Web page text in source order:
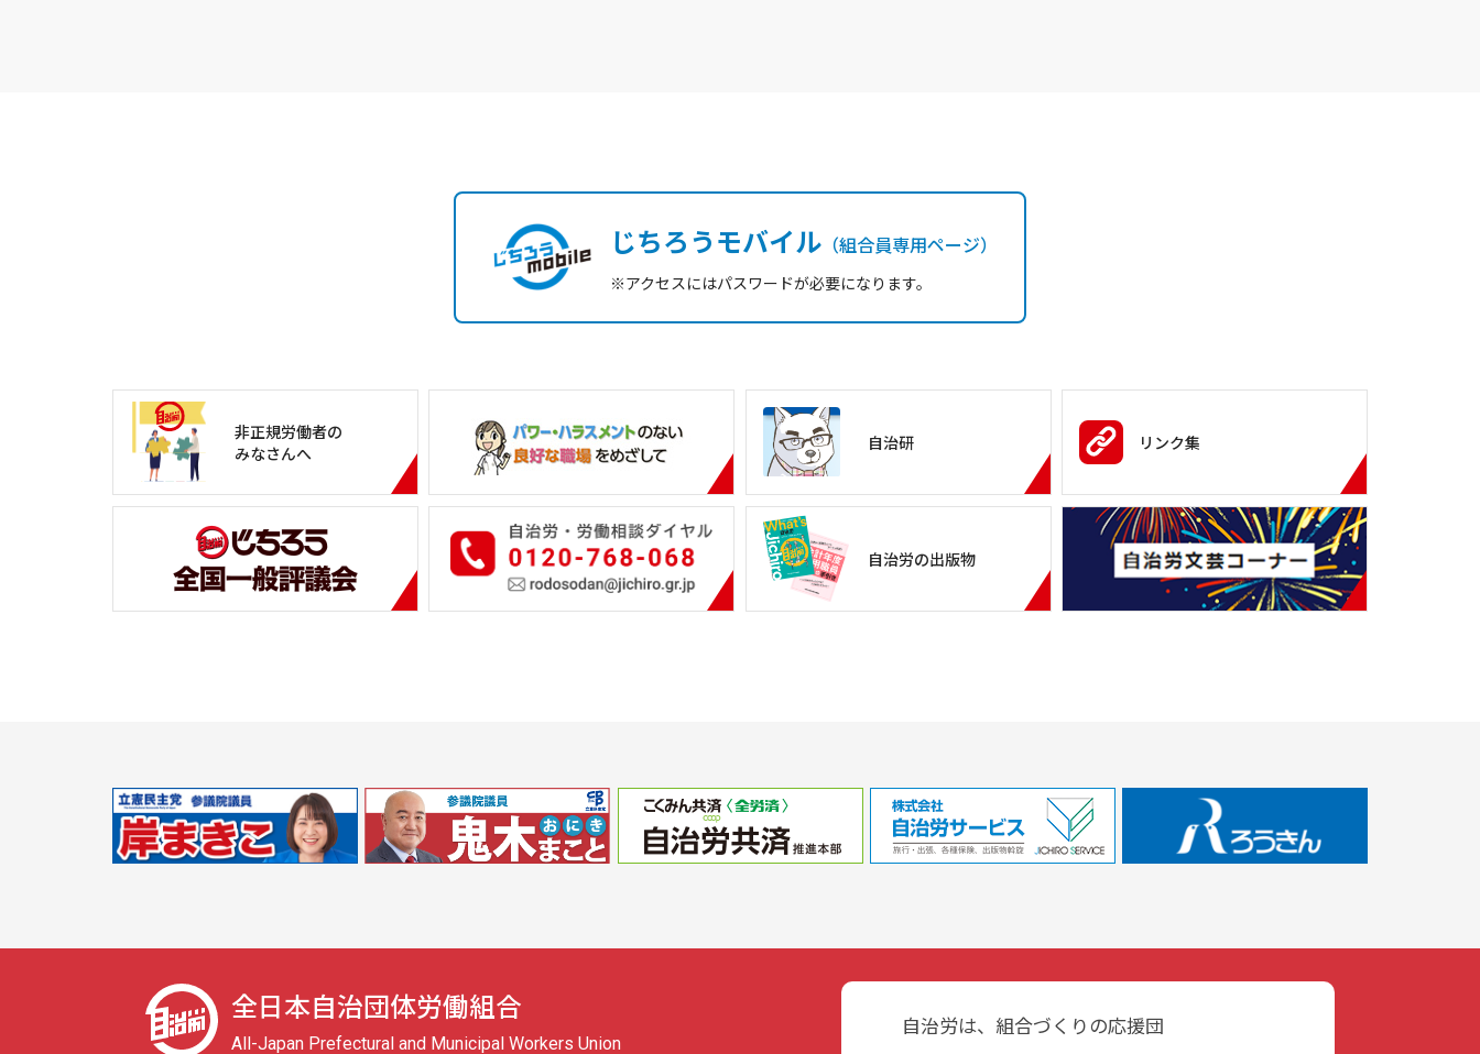
じちろうモバイル（組合員専用ページ）
※アクセスにはパスワードが必要になります。
非正規労働者の
みなさんへ
自治研 リンク集
自治労の出版物
全日本自治団体労働組合
All-Japan Prefectural and Municipal Workers Union
自治労は、組合づくりの応援団